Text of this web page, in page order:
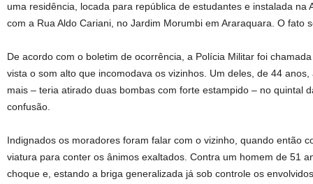
uma residência, locada para república de estudantes e instalada na
com a Rua Aldo Cariani, no Jardim Morumbi em Araraquara. O fato
De acordo com o boletim de ocorrência, a Polícia Militar foi
vista o som alto que incomodava os vizinhos. Um deles, de 44
mais – teria atirado duas bombas com forte estampido – no quintal
confusão.
Indignados os moradores foram falar com o vizinho, quando então
viatura para conter os ânimos exaltados. Contra um homem de 51
choque e, estando a briga generalizada já sob controle os